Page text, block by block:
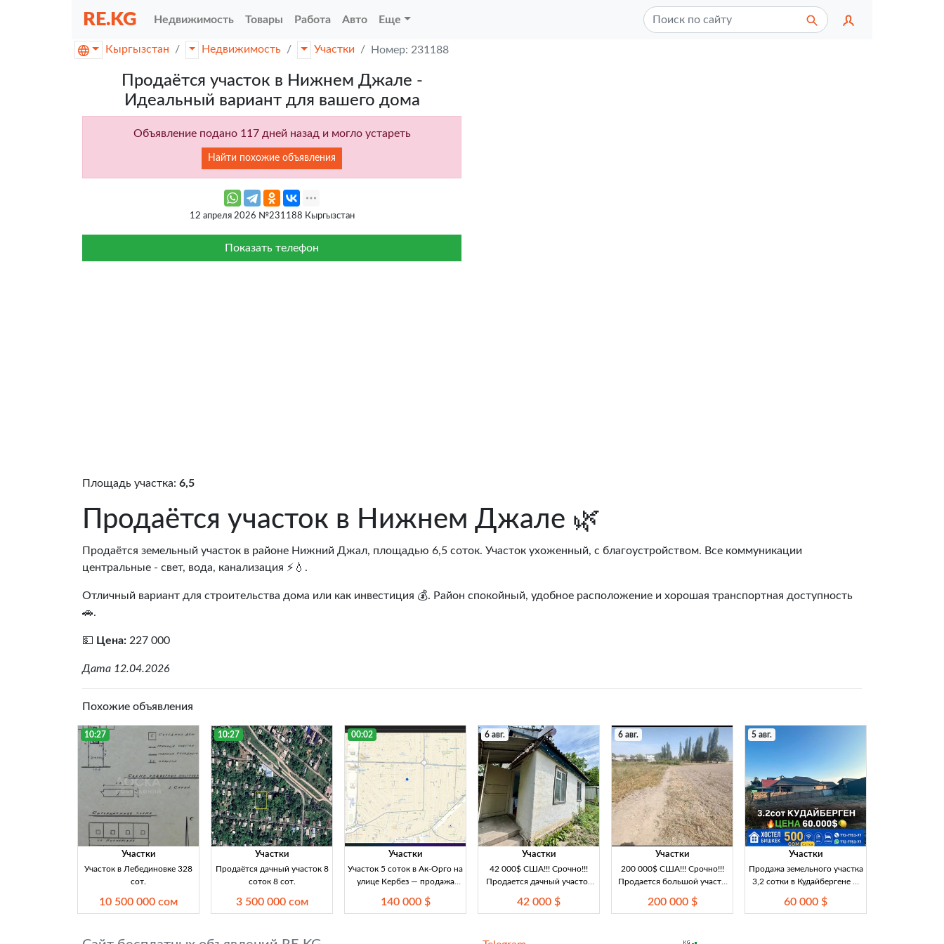
RE.KG Недвижимость Товары Работа Авто Еще
Кыргызстан Недвижимость Участки Номер: 231188
Продаётся участок в Нижнем Джале -
Идеальный вариант для вашего дома
Объявление подано 117 дней назад и могло устареть
Найти похожие объявления
12 апреля 2026 №231188 Кыргызстан
Показать телефон
Площадь участка: 6,5
Продаётся участок в Нижнем Джале 🌿
Продаётся земельный участок в районе Нижний Джал, площадью 6,5 соток. Участок ухоженный, с благоустройством. Все коммуникации
центральные - свет, вода, канализация ⚡💧.
Отличный вариант для строительства дома или как инвестиция 💰. Район спокойный, удобное расположение и хорошая транспортная доступность
🚗.
💵 Цена: 227 000
Дата 12.04.2026
Похожие объявления
10:27
Участки
Участок в Лебединовке 328
сот.
10 500 000 сом
10:27
Участки
Продаётся дачный участок 8
соток 8 сот.
3 500 000 сом
00:02
Участки
Участок 5 соток в Ак-Орго на
улице Кербез — продажа
участок 5 соток в районе Ак-
140 000 $
6 авг.
Участки
42 000$ США!!! Срочно!!!
Продается дачный участок
расположение 4,5 сот.
42 000 $
6 авг.
Участки
200 000$ США!!! Срочно!!!
Продается большой участо
сот.
200 000 $
5 авг.
Участки
Продажа земельного участка
3,2 сотки в Кудайбергене —
Срочная продажа
60 000 $